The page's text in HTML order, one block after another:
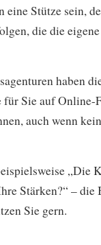
eine Stütze sein,
die die
haben
Sie auf Online-
auch wenn
„Die
Stärken?“ –
Sie gern.